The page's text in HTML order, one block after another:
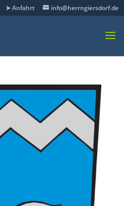
➤ Anfahrt info@herrngiersdorf.de